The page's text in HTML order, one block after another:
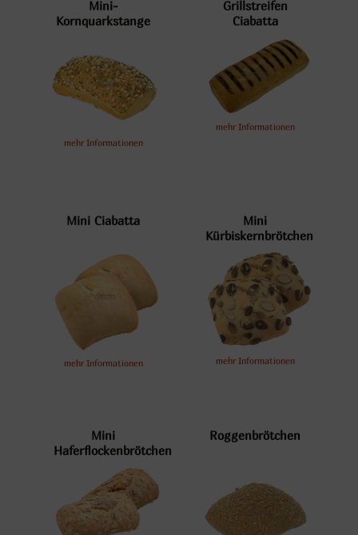
Mini-
Kornquarkstange
mehr Informationen
Grillstreifen
Ciabatta
mehr Informationen
Mini Ciabatta
mehr Informationen
Mini
Kürbiskernbrötchen
mehr Informationen
Mini
Haferflockenbrötchen
Roggenbrötchen